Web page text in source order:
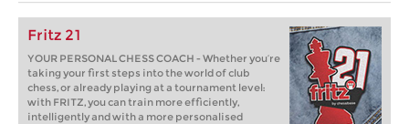
Fritz 21
YOUR PERSONAL CHESS COACH - Whether you’re
taking your first steps into the world of club
chess, or already playing at a tournament level:
with FRITZ, you can train more efficiently,
intelligently and with a more personalised